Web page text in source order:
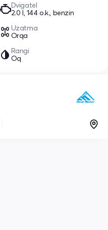
Dvigatel
2.0 l, 144 o.k., benzin
Uzatma
Orqa
Rangi
Oq